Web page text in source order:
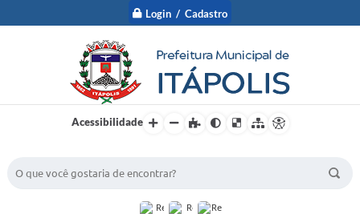
Login / Cadastro
Acessibilidade